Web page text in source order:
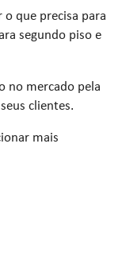
o que precisa para
segundo piso e
no mercado pela
clientes.
mais